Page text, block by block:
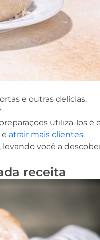
e outras delícias.
utilizá-los é
atrair mais clientes.
levando você a
receita